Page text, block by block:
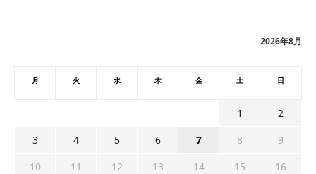
2026年8月
月 火 水 木 金 土 日
1
2
3
4 5 6 7 8
9
10
11 12 13 14 15
16